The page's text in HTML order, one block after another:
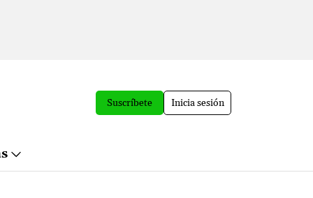
Suscríbete Inicia sesión